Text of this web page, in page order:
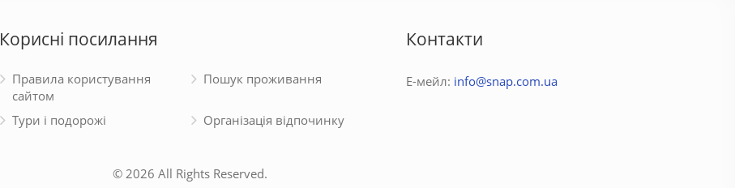
Корисні посилання
Правила користування
сайтом
Пошук проживання
Тури і подорожі Організація відпочинку
Контакти
Е-мейл: info@snap.com.ua
© 2026 All Rights Reserved.